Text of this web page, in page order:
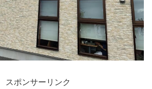
スポンサーリンク